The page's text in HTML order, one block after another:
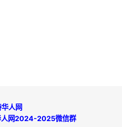
人网
人网2024-2025微信群